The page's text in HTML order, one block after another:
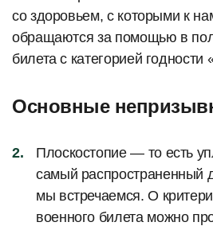
со здоровьем, с которыми к
обращаются за помощью в
билета с категорией
Основные
Плоскостопие — то есть
самый распространенный
мы встречаемся. О
военного билета можно